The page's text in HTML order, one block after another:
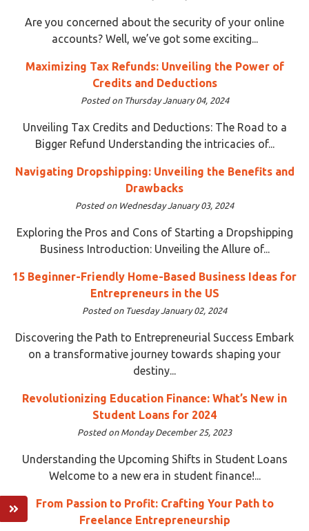
Are you concerned about the security of your online
accounts? Well, we’ve got some exciting...
Maximizing Tax Refunds: Unveiling the Power of
Credits and Deductions
Posted on Thursday January 04, 2024
Unveiling Tax Credits and Deductions: The Road to a
Bigger Refund Understanding the intricacies of...
Navigating Dropshipping: Unveiling the Benefits and
Drawbacks
Posted on Wednesday January 03, 2024
Exploring the Pros and Cons of Starting a Dropshipping
Business Introduction: Unveiling the Allure of...
15 Beginner-Friendly Home-Based Business Ideas for
Entrepreneurs in the US
Posted on Tuesday January 02, 2024
Discovering the Path to Entrepreneurial Success Embark
on a transformative journey towards shaping your
destiny...
Revolutionizing Education Finance: What’s New in
Student Loans for 2024
Posted on Monday December 25, 2023
Understanding the Upcoming Shifts in Student Loans
Welcome to a new era in student finance!...
From Passion to Profit: Crafting Your Path to
Freelance Entrepreneurship